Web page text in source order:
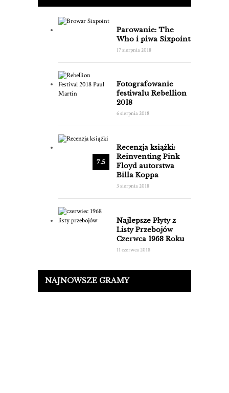
Parowanie: The
Who i piwa Sixpoint
17 sierpnia 2018
Fotografowanie
festiwalu Rebellion
2018
6 sierpnia 2018
7.5
Recenzja książki:
Reinventing Pink
Floyd autorstwa
Billa Koppa
3 sierpnia 2018
Najlepsze Płyty z
Listy Przebojów
Czerwca 1968 Roku
11 czerwca 2018
NAJNOWSZE GRAMY